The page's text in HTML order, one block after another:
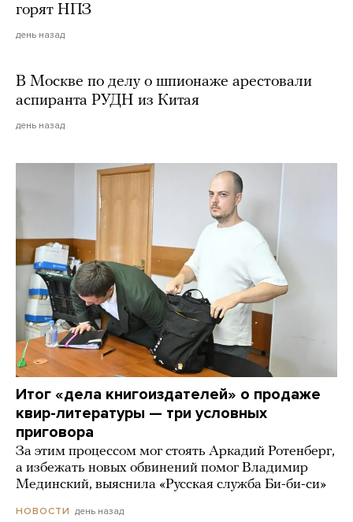
горят НПЗ
день назад
В Москве по делу о шпионаже арестовали
аспиранта РУДН из Китая
день назад
Итог «дела книгоиздателей» о продаже
квир-литературы — три условных
приговора
За этим процессом мог стоять Аркадий Ротенберг,
а избежать новых обвинений помог Владимир
Мединский, выяснила «Русская служба Би-би-си»
НОВОСТИ день назад